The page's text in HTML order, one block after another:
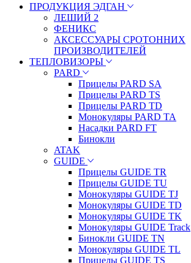
ПРОДУКЦИЯ ЭДГАН
ЛЕШИЙ 2
ФЕНИКС
АКСЕССУАРЫ СРОТОННИХ
ПРОИЗВОДИТЕЛЕЙ
ТЕПЛОВИЗОРЫ
PARD
Прицелы PARD SA
Прицелы PARD TS
Прицелы PARD TD
Монокуляры PARD TA
Насадки PARD FT
Бинокли
ATAK
GUIDE
Прицелы GUIDE TR
Прицелы GUIDE TU
Монокуляры GUIDE TJ
Монокуляры GUIDE TD
Монокуляры GUIDE TK
Монокуляры GUIDE Track
Бинокли GUIDE TN
Монокуляры GUIDE TL
Прицелы GUIDE TS